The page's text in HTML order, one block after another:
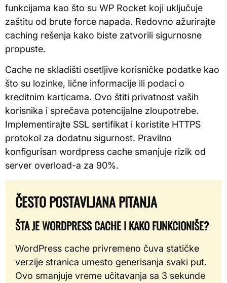
funkcijama kao što su WP Rocket koji uključuje
zaštitu od brute force napada. Redovno ažurirajte
caching rešenja kako biste zatvorili sigurnosne
propuste.
Cache ne skladišti osetljive korisničke podatke kao
što su lozinke, lične informacije ili podaci o
kreditnim karticama. Ovo štiti privatnost vaših
korisnika i sprečava potencijalne zloupotrebe.
Implementirajte SSL sertifikat i koristite HTTPS
protokol za dodatnu sigurnost. Pravilno
konfigurisan wordpress cache smanjuje rizik od
server overload-a za 90%.
ČESTO POSTAVLJANA PITANJA
ŠTA JE WORDPRESS CACHE I KAKO FUNKCIONIŠE?
WordPress cache privremeno čuva statičke
verzije stranica umesto generisanja svaki put.
Ovo smanjuje vreme učitavanja sa 3 sekunde